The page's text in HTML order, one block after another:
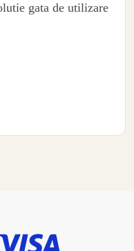
gata de utilizare